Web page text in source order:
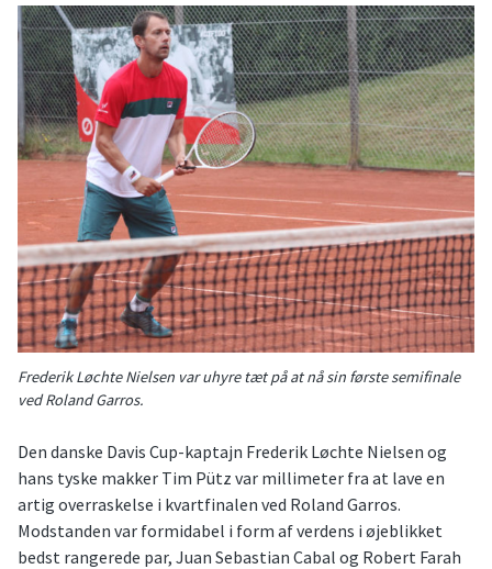
Frederik Løchte Nielsen var uhyre tæt på at nå sin første semifinale
ved Roland Garros.
Den danske Davis Cup-kaptajn Frederik Løchte Nielsen og
hans tyske makker Tim Pütz var millimeter fra at lave en
artig overraskelse i kvartfinalen ved Roland Garros.
Modstanden var formidabel i form af verdens i øjeblikket
bedst rangerede par, Juan Sebastian Cabal og Robert Farah